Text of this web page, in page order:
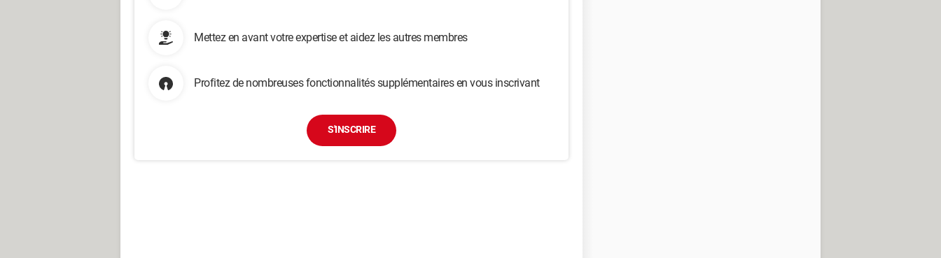
Mettez en avant votre expertise et aidez les autres membres
Profitez de nombreuses fonctionnalités supplémentaires en vous inscrivant
S'INSCRIRE